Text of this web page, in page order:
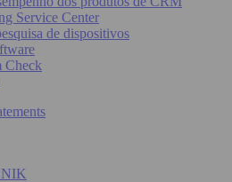
Service Center
de dispositivos
Check